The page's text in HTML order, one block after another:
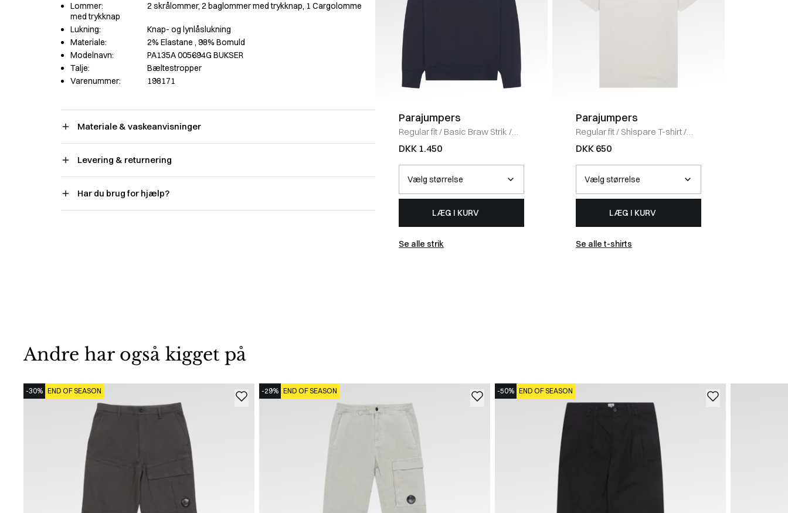
Lommer:
2 skrålommer, 2 baglommer med trykknap, 1 Cargolomme
med trykknap
Lukning:
Knap- og lynlåslukning
Materiale:
2% Elastane , 98% Bomuld
Modelnavn:
PA135A 005694G BUKSER
Talje:
Bæltestropper
Varenummer:
198171
Materiale & vaskeanvisninger
Levering & returnering
Har du brug for hjælp?
Parajumpers
Regular fit/ Basic Braw Strik /
NAVY
DKK 1.450
LÆG I KURV
Se alle strik
Parajumpers
Regular fit/ Shispare T-shirt/
LYS GRÅ
DKK 650
LÆG I KURV
Se alle t-shirts
Andre har også kigget på
-30% END OF SEASON -29% END OF SEASON -50% END OF SEASON